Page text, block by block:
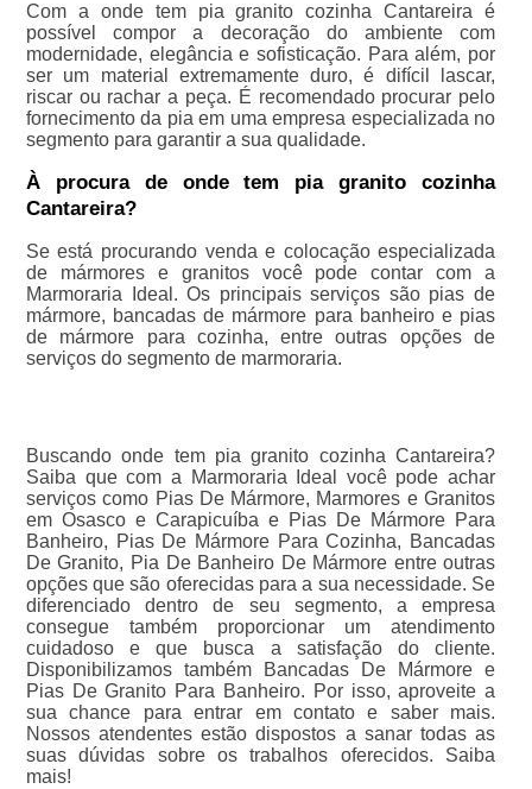
Com a onde tem pia granito cozinha Cantareira é
possível compor a decoração do ambiente com
modernidade, elegância e sofisticação. Para além, por
ser um material extremamente duro, é difícil lascar,
riscar ou rachar a peça. É recomendado procurar pelo
fornecimento da pia em uma empresa especializada no
segmento para garantir a sua qualidade.
À procura de onde tem pia granito cozinha
Cantareira?
Se está procurando venda e colocação especializada
de mármores e granitos você pode contar com a
Marmoraria Ideal. Os principais serviços são pias de
mármore, bancadas de mármore para banheiro e pias
de mármore para cozinha, entre outras opções de
serviços do segmento de marmoraria.
Buscando onde tem pia granito cozinha Cantareira?
Saiba que com a Marmoraria Ideal você pode achar
serviços como Pias De Mármore, Marmores e Granitos
em Osasco e Carapicuíba e Pias De Mármore Para
Banheiro, Pias De Mármore Para Cozinha, Bancadas
De Granito, Pia De Banheiro De Mármore entre outras
opções que são oferecidas para a sua necessidade. Se
diferenciado dentro de seu segmento, a empresa
consegue também proporcionar um atendimento
cuidadoso e que busca a satisfação do cliente.
Disponibilizamos também Bancadas De Mármore e
Pias De Granito Para Banheiro. Por isso, aproveite a
sua chance para entrar em contato e saber mais.
Nossos atendentes estão dispostos a sanar todas as
suas dúvidas sobre os trabalhos oferecidos. Saiba
mais!